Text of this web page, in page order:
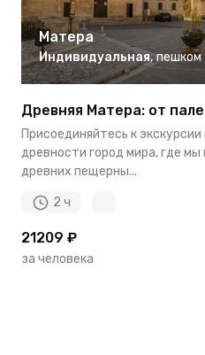
Матера
Индивидуальная, пешком
Древняя Матера: от
Присоединяйтесь к
древности город мира, где
древних пещерны...
2 ч
21209 ₽
за человека